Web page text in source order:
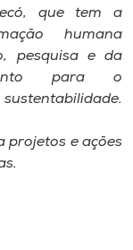
que tem a
humana
pesquisa e da
para o
projetos e ações